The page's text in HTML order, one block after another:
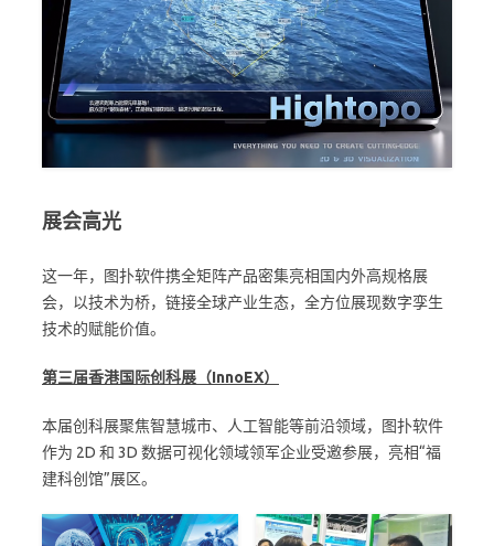
展会高光
这一年，图扑软件携全矩阵产品密集亮相国内外高规格展
会，以技术为桥，链接全球产业生态，全方位展现数字孪生
技术的赋能价值。
第三届香港国际创科展（InnoEX）
本届创科展聚焦智慧城市、人工智能等前沿领域，图扑软件
作为 2D 和 3D 数据可视化领域领军企业受邀参展，亮相“福
建科创馆”展区。